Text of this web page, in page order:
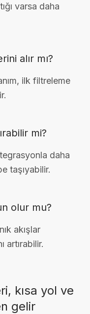
varsa daha
alır mı?
ilk filtreleme
mi?
daha
taşıyabilir.
olur mu?
akışlar
artırabilir.
kısa yol ve
gelir